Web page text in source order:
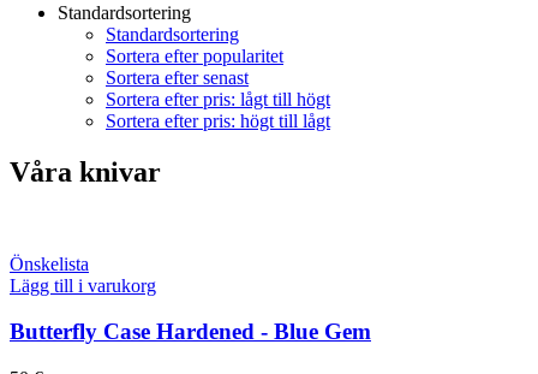
Standardsortering
Standardsortering
Sortera efter popularitet
Sortera efter senast
Sortera efter pris: lågt till högt
Sortera efter pris: högt till lågt
Våra knivar
Önskelista
Lägg till i varukorg
Butterfly Case Hardened - Blue Gem